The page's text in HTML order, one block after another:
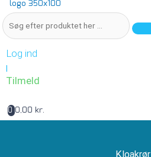
Log ind
|
Tilmeld
0 0,00 kr.
Kloakrør